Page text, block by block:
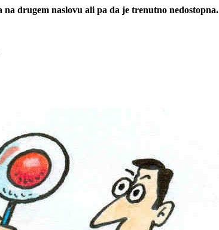
drugem naslovu ali pa da je trenutno nedostopna.